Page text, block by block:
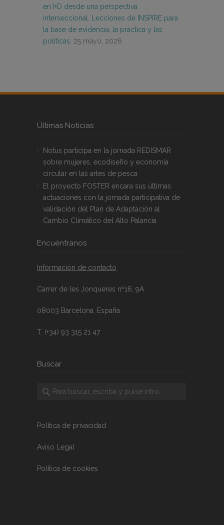
en I+D desde una perspectiva
interseccional. Lecciones de INSPIRE para
la base de evidencia, la práctica y las
políticas. 25 mayo, 2026
Últimas Noticias
Notus participa en la jornada REDISMAR
sobre mujeres, ecodiseño y economía
circular en las artes de pesca
El proyecto FOSTER encara sus últimas
actuaciones con la jornada participativa de
validación del Plan de Adaptación al
Cambio Climático del Alto Palancia
Encuéntranos
Información de contacto
Carrer de les Jonqueres nº16, 9A
08003 Barcelona, España
T. (+34) 93 315 21 47
Buscar
Política de privacidad
Aviso Legal
Política de cookies